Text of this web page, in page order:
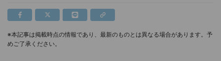
※本記事は掲載時点の情報であり、最新のものとは異なる場合があります。予
めご了承ください。